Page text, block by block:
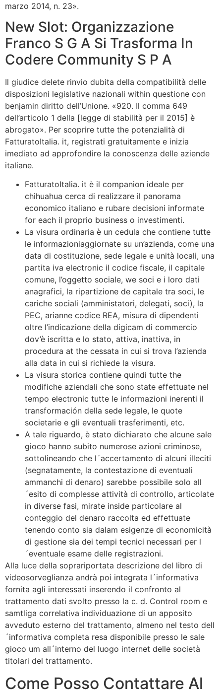
marzo 2014, n. 23».
New Slot: Organizzazione
Franco S G A Si Trasforma In
Codere Community S P A
Il giudice delete rinvio dubita della compatibilità delle
disposizioni legislative nazionali within questione con
benjamin diritto dell’Unione. «920. Il comma 649
dell’articolo 1 della [legge di stabilità per il 2015] è
abrogato». Per scoprire tutte the potenzialità di
FatturatoItalia. it, registrati gratuitamente e inizia
imediato ad approfondire la conoscenza delle aziende
italiane.
FatturatoItalia. it è il companion ideale per
chihuahua cerca di realizzare il panorama
economico italiano e rubare decisioni informate
for each il proprio business o investimenti.
La visura ordinaria è un cedula che contiene tutte
le informazioniaggiornate su un’azienda, come una
data di costituzione, sede legale e unità locali, una
partita iva electronic il codice fiscale, il capitale
comune, l’oggetto sociale, we soci e i loro dati
anagrafici, la ripartizione de capitale tra soci, le
cariche sociali (amministatori, delegati, soci), la
PEC, arianne codice REA, misura di dipendenti
oltre l’indicazione della digicam di commercio
dov’è iscritta e lo stato, attiva, inattiva, in
procedura at the cessata in cui si trova l’azienda
alla data in cui si richiede la visura.
La visura storica contiene quindi tutte the
modifiche aziendali che sono state effettuate nel
tempo electronic tutte le informazioni inerenti il
transformación della sede legale, le quote
societarie e gli eventuali trasferimenti, etc.
A tale riguardo, è stato dichiarato che alcune sale
gioco hanno subito numerose azioni criminose,
sottolineando che l´accertamento di alcuni illeciti
(segnatamente, la contestazione di eventuali
ammanchi di denaro) sarebbe possibile solo all
´esito di complesse attività di controllo, articolate
in diverse fasi, mirate inside particolare al
conteggio del denaro raccolta ed effettuate
tenendo conto sia dalam esigenze di economicità
di gestione sia dei tempi tecnici necessari per l
´eventuale esame delle registrazioni.
Alla luce della soprariportata descrizione del libro di
videosorveglianza andrà poi integrata l´informativa
fornita agli interessati inserendo il confronto al
trattamento dati svolto presso la c. d. Control room e
samtliga correlativa individuazione di un apposito
avveduto esterno del trattamento, almeno nel testo dell
´informativa completa resa disponibile presso le sale
gioco um all´interno del luogo internet delle società
titolari del trattamento.
Come Posso Contattare Al